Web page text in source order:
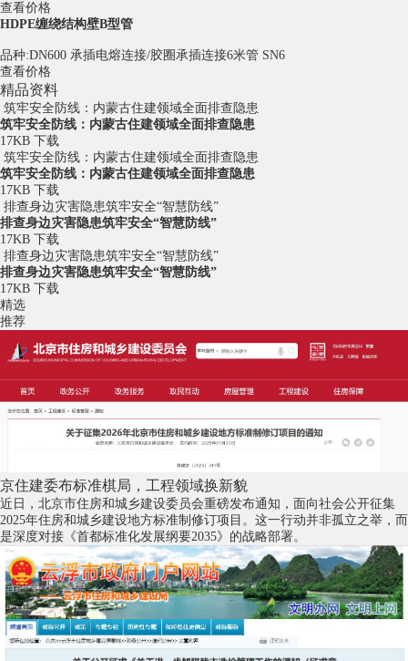
查看价格
HDPE缠绕结构壁B型管
品种:DN600 承插电熔连接/胶圈承插连接6米管 SN6
查看价格
精品资料
筑牢安全防线：内蒙古住建领域全面排查隐患
筑牢安全防线：内蒙古住建领域全面排查隐患
17KB 下载
筑牢安全防线：内蒙古住建领域全面排查隐患
筑牢安全防线：内蒙古住建领域全面排查隐患
17KB 下载
排查身边灾害隐患筑牢安全“智慧防线”
排查身边灾害隐患筑牢安全“智慧防线”
17KB 下载
排查身边灾害隐患筑牢安全“智慧防线”
排查身边灾害隐患筑牢安全“智慧防线”
17KB 下载
精选
推荐
京住建委布标准棋局，工程领域换新貌
近日，北京市住房和城乡建设委员会重磅发布通知，面向社会公开征集
2025年住房和城乡建设地方标准制修订项目。这一行动并非孤立之举，而
是深度对接《首都标准化发展纲要2035》的战略部署。